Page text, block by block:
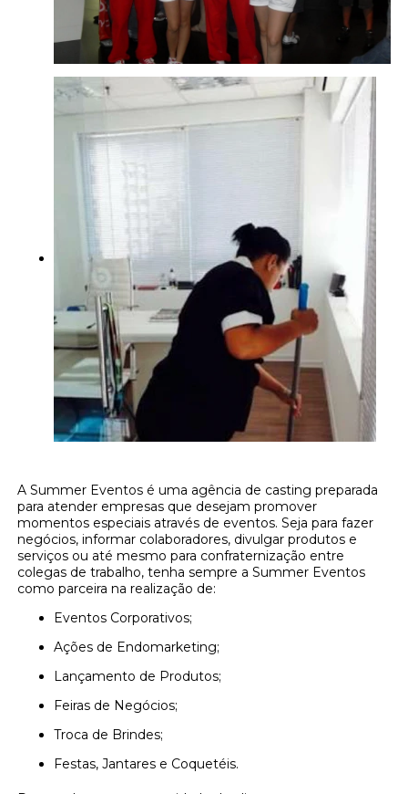
A Summer Eventos é uma agência de casting preparada
para atender empresas que desejam promover
momentos especiais através de eventos. Seja para fazer
negócios, informar colaboradores, divulgar produtos e
serviços ou até mesmo para confraternização entre
colegas de trabalho, tenha sempre a Summer Eventos
como parceira na realização de:
Eventos Corporativos;
Ações de Endomarketing;
Lançamento de Produtos;
Feiras de Negócios;
Troca de Brindes;
Festas, Jantares e Coquetéis.